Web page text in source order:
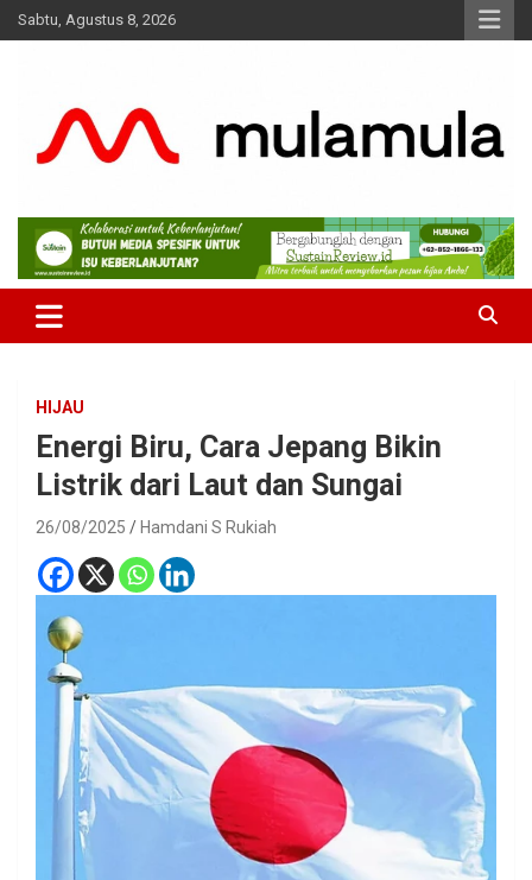
Skip
to
Sabtu, Agustus 8, 2026
MulaMula
Medianya para Gen Z
HIJAU
Energi Biru, Cara Jepang Bikin
Listrik dari Laut dan Sungai
26/08/2025 Hamdani S Rukiah